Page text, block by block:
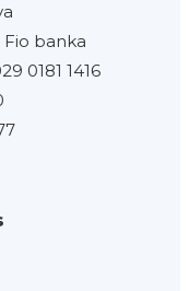
Fio banka
0181 1416